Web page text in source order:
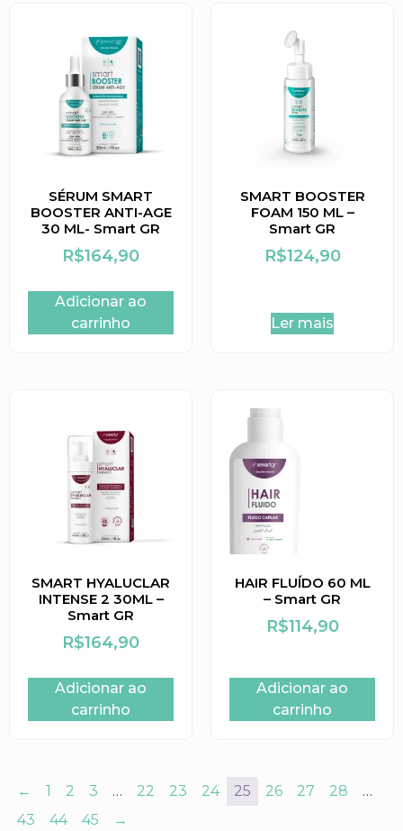
SÉRUM SMART
BOOSTER ANTI-AGE
30 ML- Smart GR
R$164,90
Adicionar ao
carrinho
SMART BOOSTER
FOAM 150 ML –
Smart GR
R$124,90
Ler mais
SMART HYALUCLAR
INTENSE 2 30ML –
Smart GR
R$164,90
Adicionar ao
carrinho
HAIR FLUÍDO 60 ML
– Smart GR
R$114,90
Adicionar ao
carrinho
← 1 2 3 … 22 23 24 25 26 27 28
…
43
44 45 →